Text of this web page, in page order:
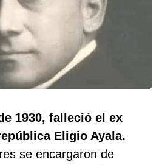
1930, falleció el ex
Eligio Ayala.
se encargaron de